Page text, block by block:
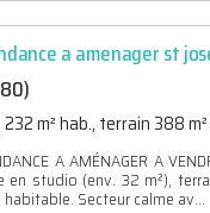
a amenager st
m² hab., terrain 388 m²
A AMÉNAGER A
en studio (env. 32 m²),
Secteur calme av...